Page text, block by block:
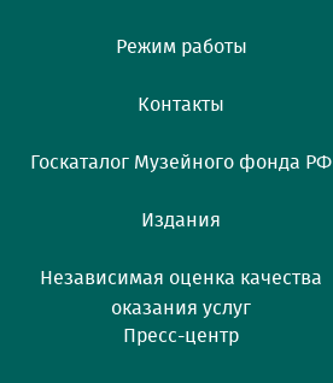
Режим работы
Контакты
Госкаталог Музейного фонда РФ
Издания
Независимая оценка качества
оказания услуг
Пресс-центр